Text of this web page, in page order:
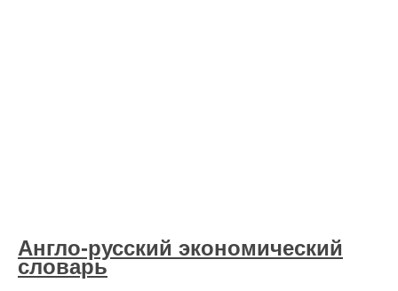
Англо-русский экономический
словарь